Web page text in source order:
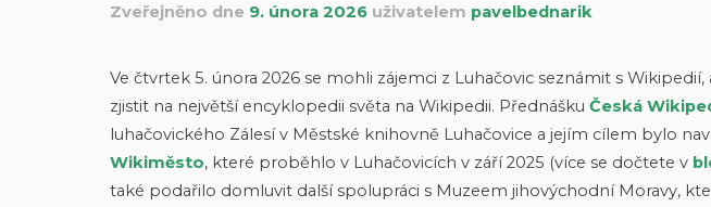
Zveřejněno dne 9. února 2026uživatelem pavelbednarik
Ve čtvrtek 5. února 2026 se mohli zájemci z Luhačovic seznámit s
zjistit na největší encyklopedii světa na Wikipedii. Přednášku Česká
luhačovického Zálesí v Městské knihovně Luhačovice a jejím cílem bylo
Wikiměsto, které proběhlo v Luhačovicích v září 2025 (více se dočtete v
také podařilo domluvit další spolupráci s Muzeem jihovýchodní Moravy,